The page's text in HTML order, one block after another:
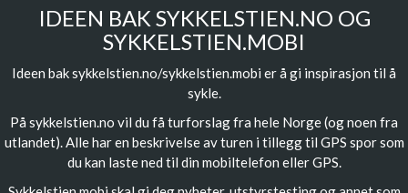
IDEEN BAK SYKKELSTIEN.NO OG
SYKKELSTIEN.MOBI
Ideen bak sykkelstien.no/sykkelstien.mobi er å gi inspirasjon til å
sykle.
På sykkelstien.no vil du få turforslag fra hele Norge (og noen fra
utlandet). Alle har en beskrivelse av turen i tillegg til GPS spor som
du kan laste ned til din mobiltelefon eller GPS.